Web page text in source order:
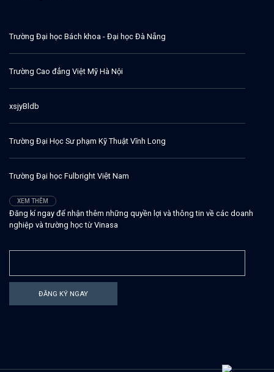
Trường Đại học Bách khoa - Đại học Đà Nẵng
Trường Cao đẳng Việt Mỹ Hà Nội
xsjyBldb
Trường Đại Học Sư phạm Kỹ Thuật Vĩnh Long
Trường Đại học Fulbright Việt Nam
XEM THÊM
Đăng kí ngay để nhận thêm những quyền lợi và thông tin về các doanh
nghiệp và trường học từ Vinasa
ĐĂNG KÝ NGAY